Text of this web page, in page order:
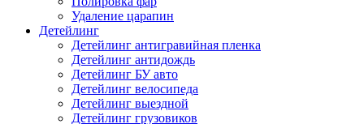
Удаление царапин
Детейлинг
Детейлинг антигравийная пленка
Детейлинг антидождь
Детейлинг БУ авто
Детейлинг велосипеда
Детейлинг выездной
Детейлинг грузовиков